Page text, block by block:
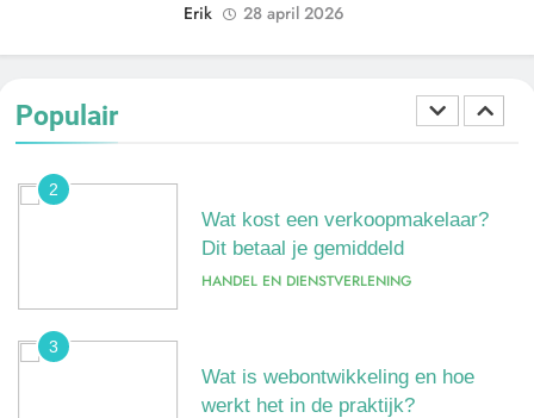
Erik
28 april 2026
Populair
Een frisse kijk op menselijke
2
Wat kost een verkoopmakelaar?
Dit betaal je gemiddeld
HANDEL EN DIENSTVERLENING
3
Wat is webontwikkeling en hoe
werkt het in de praktijk?